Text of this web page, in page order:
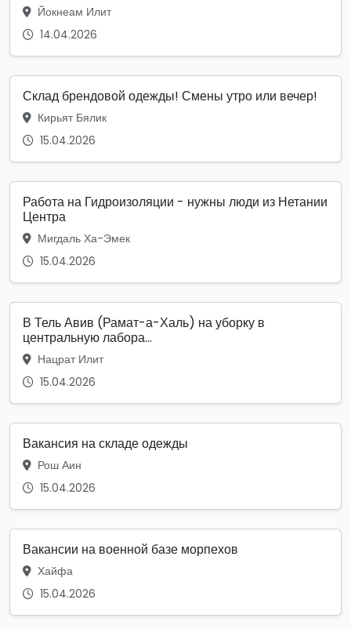
Йокнеам Илит
14.04.2026
Склад брендовой одежды! Смены утро или вечер!
Кирьят Бялик
15.04.2026
Работа на Гидроизоляции - нужны люди из Нетании
Центра
Мигдаль Ха-Эмек
15.04.2026
В Тель Авив (Рамат-а-Халь) на уборку в
центральную лабора...
Нацрат Илит
15.04.2026
Вакансия на складе одежды
Рош Аин
15.04.2026
Вакансии на военной базе морпехов
Хайфа
15.04.2026